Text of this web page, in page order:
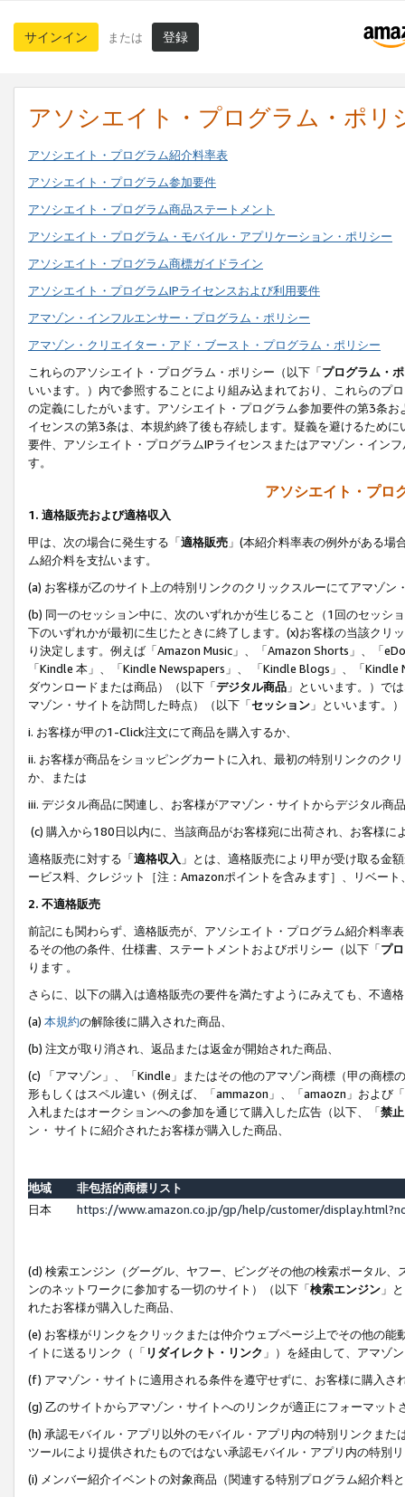
サインイン または 登録
アソシエイト・プログラム・ポリ
アソシエイト・プログラム紹介料率表
アソシエイト・プログラム参加要件
アソシエイト・プログラム商品ステートメント
アソシエイト・プログラム・モバイル・アプリケーション・ポリシー
アソシエイト・プログラム商標ガイドライン
アソシエイト・プログラムIPライセンスおよび利用要件
アマゾン・インフルエンサー・プログラム・ポリシー
アマゾン・クリエイター・アド・ブースト・プログラム・ポリシー
これらのアソシエイト・プログラム・ポリシー（以下「プログラム・
いいます。）内で参照することにより組み込まれており、これらのプ
の定義にしたがいます。アソシエイト・プログラム参加要件の第3条
イセンスの第3条は、本規約終了後も存続します。疑義を避けるため
要件、アソシエイト・プログラムIPライセンスまたはアマゾン・イン
す。
アソシエイト・プロ
1. 適格販売および適格収入
甲は、次の場合に発生する「適格販売 」(本紹介料率表の例外がある
ム紹介料を支払います。
(a) お客様が乙のサイト上の特別リンクのクリックスルーにてアマゾン
(b) 同一のセッション中に、次のいずれかが生じること（1回のセッシ
下のいずれかが最初に生じたときに終了します。(x)お客様の当該ク
り決定します。例えば「Amazon Music」、「Amazon Shorts」、「
「Kindle 本」、「Kindle Newspapers」、 「Kindle Blogs」、「
ダウンロードまたは商品）（以下「デジタル商品 」といいます。）で
マゾン・サイトを訪問した時点）（以下「セッション 」といいます。
i. お客様が甲の1-Click注文にて商品を購入するか、
ii. お客様が商品をショッピングカートに入れ、最初の特別リンクのク
か、または
iii. デジタル商品に関連し、お客様がアマゾン・サイトからデジタル
(c) 購入から180日以内に、当該商品がお客様宛に出荷され、お客様
適格販売に対する「適格収入 」とは、適格販売により甲が受け取る金
ービス料、クレジット［注：Amazonポイントを含みます］、リベー
2. 不適格販売
前記にも関わらず、適格販売が、アソシエイト・プログラム紹介料率
るその他の条件、仕様書、ステートメントおよびポリシー（以下「プ
ります 。
さらに、以下の購入は適格販売の要件を満たすようにみえても、不適
(a) 本規約の解除後に購入された商品、
(b) 注文が取り消され、返品または返金が開始された商品、
(c) 「アマゾン」、「Kindle」またはその他のアマゾン商標（甲の商
形もしくはスペル違い（例えば、「ammazon」、「amaozn」および
入札またはオークションへの参加を通じて購入した広告（以下、「禁
ン・ サイトに紹介されたお客様が購入した商品、
地域
非包括的商標リスト
日本
https://www.amazon.co.jp/gp/help/customer/
(d) 検索エンジン（グーグル、ヤフー、ビングその他の検索ポータル
ンのネットワークに参加する一切のサイト）（以下「検索エンジン 」
れたお客様が購入した商品、
(e) お客様がリンクをクリックまたは仲介ウェブページ上でその他の
イトに送るリンク（「 リダイレクト・リンク 」）を経由して、アマゾ
(f) アマゾン・サイトに適用される条件を遵守せずに、お客様に購入さ
(g) 乙のサイトからアマゾン・サイトへのリンクが適正にフォーマッ
(h) 承認モバイル・アプリ以外のモバイル・アプリ内の特別リンクま
ツールにより提供されたものではない承認モバイル・アプリ内の特別
(i) メンバー紹介イベントの対象商品（関連する特別プログラム紹介料